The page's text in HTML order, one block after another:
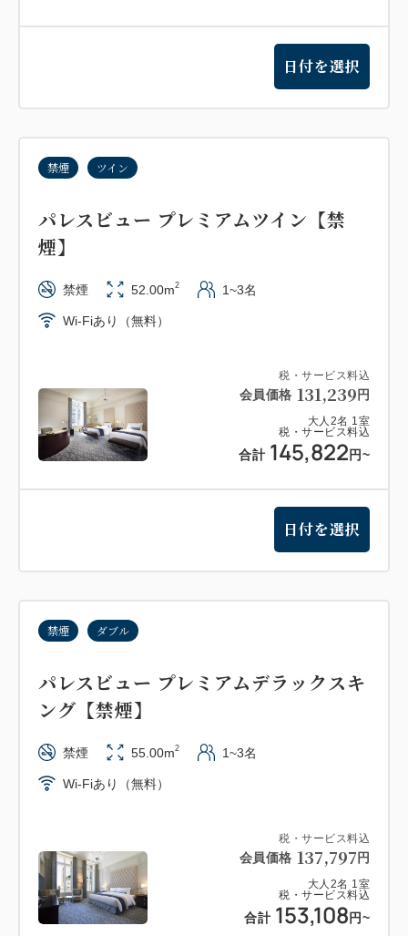
日付を選択
税・サービス料込
会員価格 131,239 円
大人 2名 1 室
税・サービス料込
合計 145,822 円~
禁煙 ツイン
パレスビュー プレミアムツイン【禁
煙】
禁煙 52.00m2 1~3名
Wi-Fiあり（無料）
日付を選択
税・サービス料込
会員価格 137,797 円
大人 2名 1 室
税・サービス料込
合計 153,108 円~
禁煙 ダブル
パレスビュー プレミアムデラックスキ
ング【禁煙】
禁煙 55.00m2 1~3名
Wi-Fiあり（無料）